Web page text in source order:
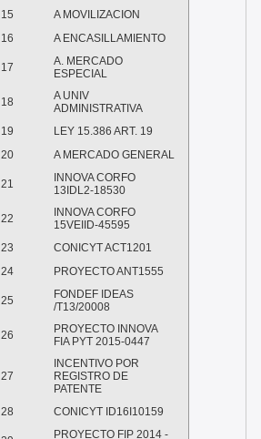
15
A MOVILIZACION
16 A ENCASILLAMIENTO
17
A. MERCADO
ESPECIAL
18
A UNIV
ADMINISTRATIVA
19
LEY 15.386 ART. 19
20 A MERCADO GENERAL
21
INNOVA CORFO
13IDL2-18530
22
INNOVA CORFO
15VEIID-45595
23
CONICYT ACT1201
24 PROYECTO ANT1555
25
FONDEF IDEAS
/T13/20008
26
PROYECTO INNOVA
FIA PYT 2015-0447
27
INCENTIVO POR
REGISTRO DE
PATENTE
28 CONICYT ID16I10159
PROYECTO FIP 2014 -